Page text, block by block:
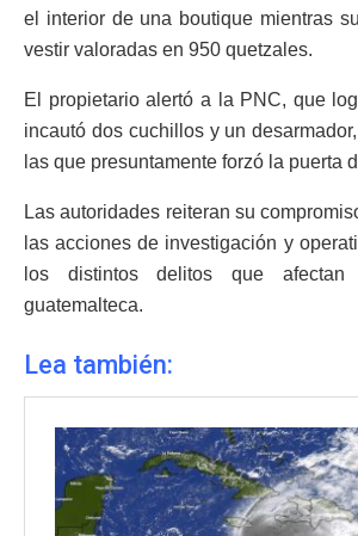
el interior de una boutique mientras
vestir valoradas en 950 quetzales.
El propietario alertó a la PNC, que
incautó dos cuchillos y un
las que presuntamente forzó la puerta
Las autoridades reiteran su
las acciones de investigación y
los distintos delitos que
guatemalteca.
Lea también: